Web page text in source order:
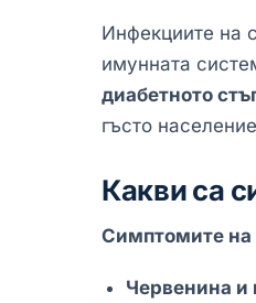
Инфекциите на
имунната
диабетното
гъсто
Какви са
Симптомите на
Червенина и